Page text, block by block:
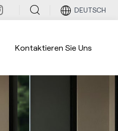
DEUTSCH
Kontaktieren Sie Uns